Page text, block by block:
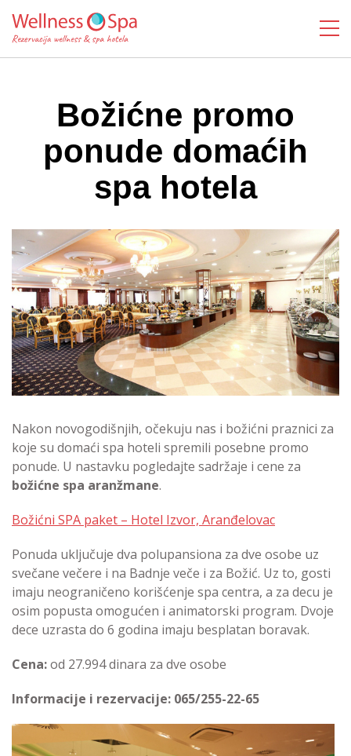
Božićne promo
ponude domaćih
spa hotela
Nakon novogodišnjih, očekuju nas i božićni praznici za
koje su domaći spa hoteli spremili posebne promo
ponude. U nastavku pogledajte sadržaje i cene za
božićne spa aranžmane.
Božićni SPA paket – Hotel Izvor, Aranđelovac
Ponuda uključuje dva polupansiona za dve osobe uz
svečane večere i na Badnje veče i za Božić. Uz to, gosti
imaju neograničeno korišćenje spa centra, a za decu je
osim popusta omogućen i animatorski program. Dvoje
dece uzrasta do 6 godina imaju besplatan boravak.
Cena:od 27.994 dinara za dve osobe
Informacije i rezervacije: 065/255-22-65